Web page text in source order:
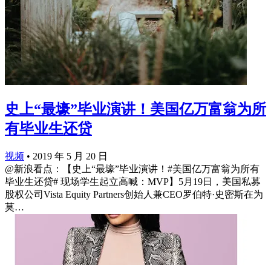
史上“最壕”毕业演讲！美国亿万富翁为所
有毕业生还贷
视频 • 2019 年 5 月 20 日
@新浪看点：【史上“最壕”毕业演讲！#美国亿万富翁为所有
毕业生还贷# 现场学生起立高喊：MVP】5月19日，美国私募
股权公司Vista Equity Partners创始人兼CEO罗伯特·史密斯在为
莫…